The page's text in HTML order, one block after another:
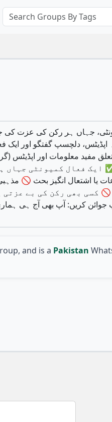
اپڈیٹس، دلچسپ گفتگو اور
مفید معلومات اور اپڈیٹس
ایک فعال کمیونٹی جہاں ہر
یا اشتعال انگیز بحث 🚫
کسی بھی رکن کی بے عزتی یا
and is a Pakistan